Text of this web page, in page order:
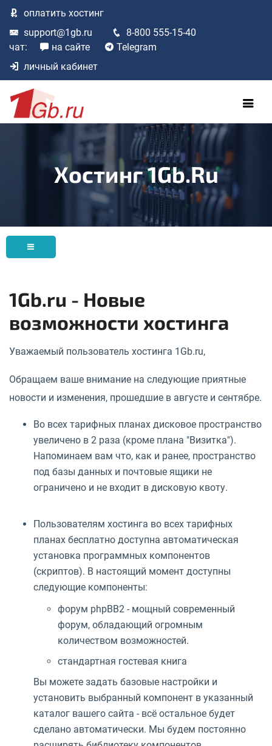
оплатить хостинг
support@1gb.ru
8-800 555-15-40
чат:
на сайте
Telegram
личный кабинет
Хостинг 1Gb.ru
1Gb.ru - Новые
возможности хостинга
Уважаемый пользователь хостинга 1Gb.ru,
Обращаем ваше внимание на следующие приятные
новости и изменения, прошедшие в августе и сентябре.
Во всех тарифных планах дисковое пространство
увеличено в 2 раза (кроме плана "Визитка").
Напоминаем вам что, как и ранее, пространство
под базы данных и почтовые ящики не
ограничено и не входит в дисковую квоту.
Пользователям хостинга во всех тарифных
планах бесплатно доступна автоматическая
установка программных компонентов
(скриптов). В настоящий момент доступны
следующие компоненты:
форум phpBB2 - мощный современный
форум, обладающий огромным
количеством возможностей.
стандартная гостевая книга
Вы можете задать базовые настройки и
установить выбранный компонент в указанный
каталог вашего сайта - всё остальное будет
сделано автоматически. Мы будем постоянно